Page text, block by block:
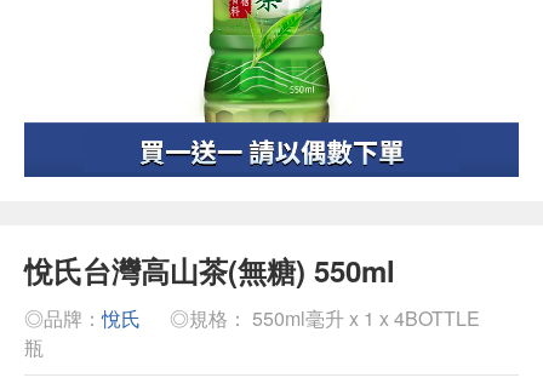
悅氏台灣高山茶(無糖) 550ml
◎品牌：悅氏
◎規格： 550ml毫升 x 1 x 4BOTTLE
瓶